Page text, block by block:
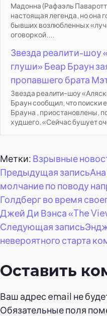
Мадонна (Рафаэль
настоящая легенда, но она
бывших возлюбленных
оговоркой....
Звезда реалити-шоу
глуши» Беар Браун
пропавшего брата
Звезда реалити-шоу
Браун сообщил, что поиски
Брауна , приостановлены,
худшего. «Сейчас бушует
Метки: Взрывные
Навигация
по
записям
Предыдущая запись
молчание по поводу
Голдберг во время
Джей Ди Вэнса «The
Следующая запись
невероятного старта
Оставить
Ваш адрес email не
Обязательные поля